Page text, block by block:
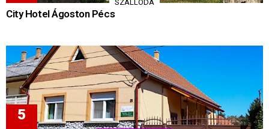
SZÁLLODA
City Hotel Ágoston Pécs